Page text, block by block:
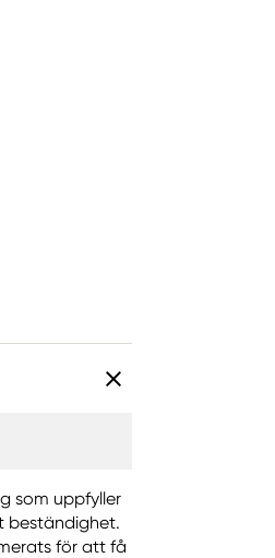
som uppfyller
beständighet.
för att få